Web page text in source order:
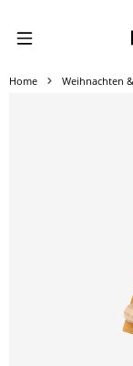
Zum Hauptinhalt
Home Weihnachten